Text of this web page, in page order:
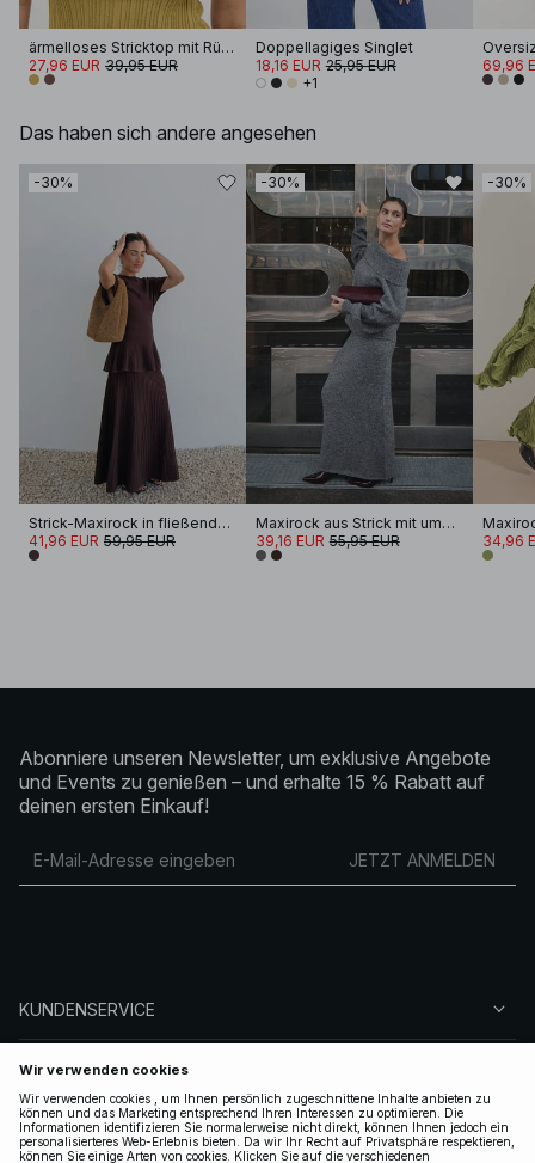
ärmelloses Stricktop mit Rüschendetail
27,96 EUR 39,95 EUR
Doppellagiges Singlet
18,16 EUR 25,95 EUR
+1
69,96
Das haben sich andere angesehen
-30%
Strick-Maxirock in fließender Optik
41,96 EUR 59,95 EUR
-30%
Maxirock aus Strick mit umgeschlagenem Bund
39,16 EUR 55,95 EUR
-30%
34,96
Abonniere unseren Newsletter, um exklusive Angebote
und Events zu genießen – und erhalte 15 % Rabatt auf
deinen ersten Einkauf!
JETZT ANMELDEN
KUNDENSERVICE
ÜBER NA-KD
FOLGEN SIE UNS